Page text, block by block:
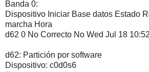
Banda 0:
Dispositivo Iniciar Base datos Estado
marcha Hora
d62 0 No Correcto No Wed Jul 18
d62: Partición por software
Dispositivo: c0d0s6